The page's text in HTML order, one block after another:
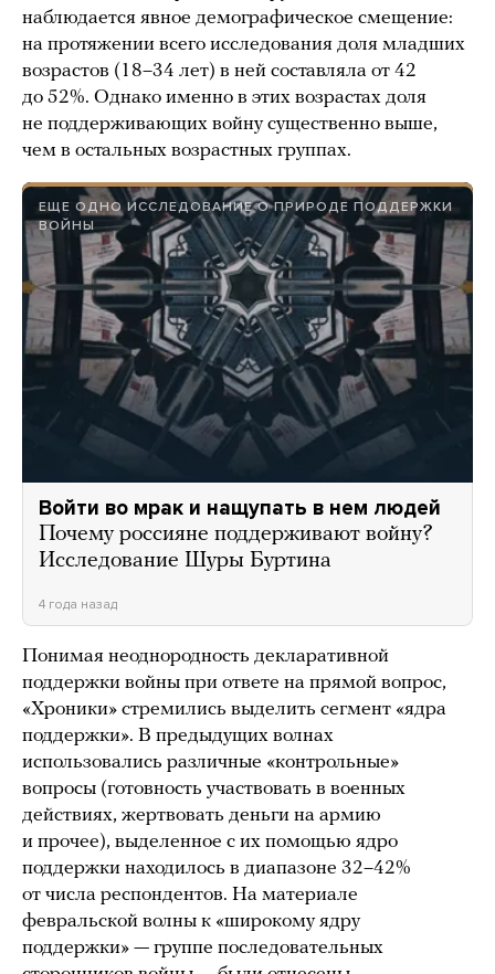
наблюдается явное демографическое смещение:
на протяжении всего исследования доля младших
возрастов (18–34 лет) в ней составляла от 42
до 52%. Однако именно в этих возрастах доля
не поддерживающих войну существенно выше,
чем в остальных возрастных группах.
ЕЩЕ ОДНО ИССЛЕДОВАНИЕ О ПРИРОДЕ ПОДДЕРЖКИ
ВОЙНЫ
Войти во мрак и нащупать в нем людей
Почему россияне поддерживают войну?
Исследование Шуры Буртина
4 года назад
Понимая неоднородность декларативной
поддержки войны при ответе на прямой вопрос,
«Хроники» стремились выделить сегмент «ядра
поддержки». В предыдущих волнах
использовались различные «контрольные»
вопросы (готовность участвовать в военных
действиях, жертвовать деньги на армию
и прочее), выделенное с их помощью ядро
поддержки находилось в диапазоне 32–42%
от числа респондентов. На материале
февральской волны к «широкому ядру
поддержки» — группе последовательных